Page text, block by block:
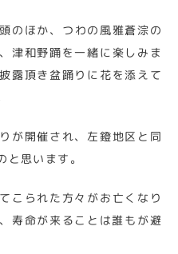
のほか、つわの風雅蒼淙の
津和野踊を一緒に楽しみま
露頂き盆踊りに花を添えて
が開催され、左鐙地区と同
思います。
こられた方々がお亡くなり
寿命が来ることは誰もが避